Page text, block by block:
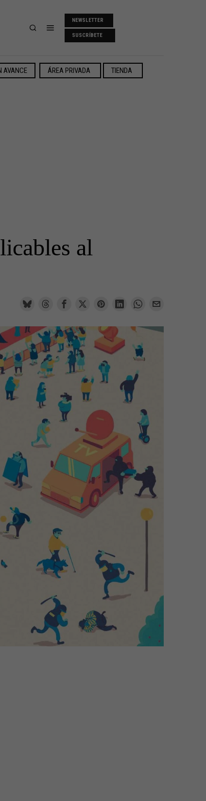
NEWSLETTER
SUSCRÍBETE
AVANCE ÁREA PRIVADA TIENDA
al